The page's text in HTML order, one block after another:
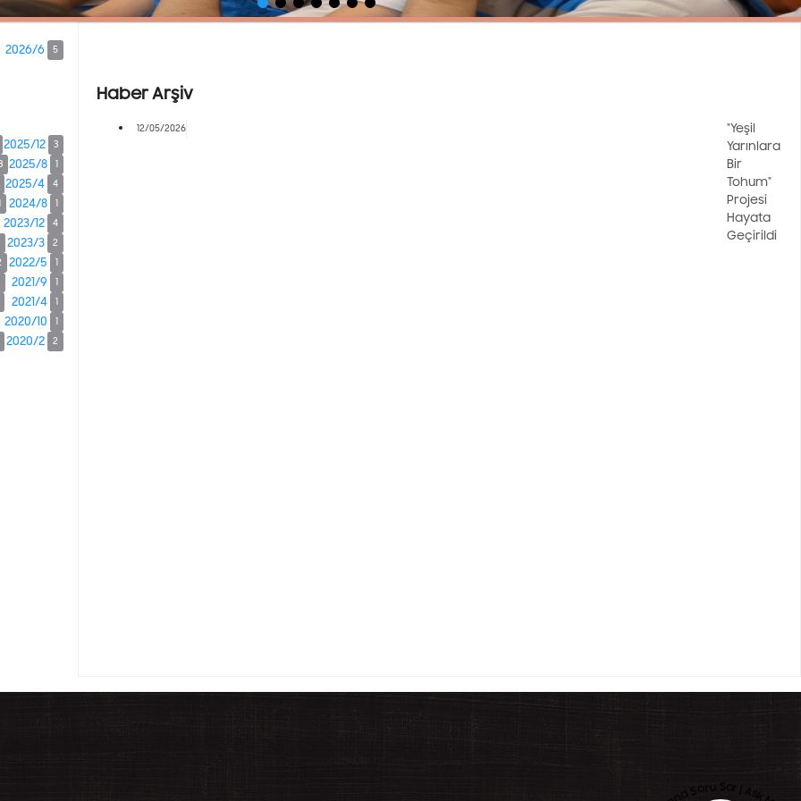
2026/6 5
2025/12 3
2025/8 1
2025/4 4
2024/8 1
2023/12 4
2023/3 2
2022/5 1
2021/9 1
2021/4 1
2020/10 1
2020/2 2
Haber Arşiv
12/05/2026
"Yeşil
Yarınlara
Bir
Tohum"
Projesi
Hayata
Geçirildi